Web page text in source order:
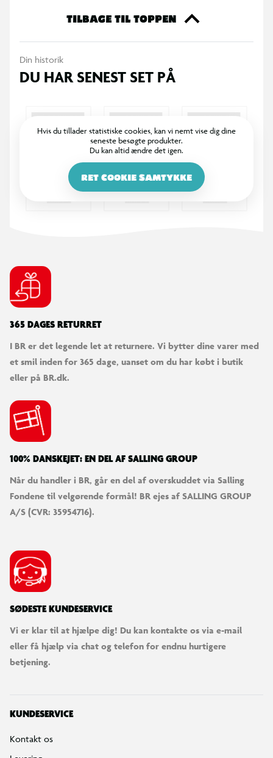
I BR er det legende let at returnere. Vi bytter dine varer med
et smil inden for 365 dage, uanset om du har købt i butik
100% DANSKEJET: EN DEL AF SALLING GROUP
Når du handler i BR, går en del af overskuddet via Salling
Vi er klar til at hjælpe dig! Du kan kontakte os via e-mail
eller få hjælp via chat og telefon for endnu hurtigere
betjening.
KUNDESERVICE
Kontakt os
Levering
Ordrestatus
Bestilling, betaling & gavekort
Handelsbetingelser
Fortrydelsesret
Privatlivspolitik
e-mærket
Salling Group tilbagekaldelser